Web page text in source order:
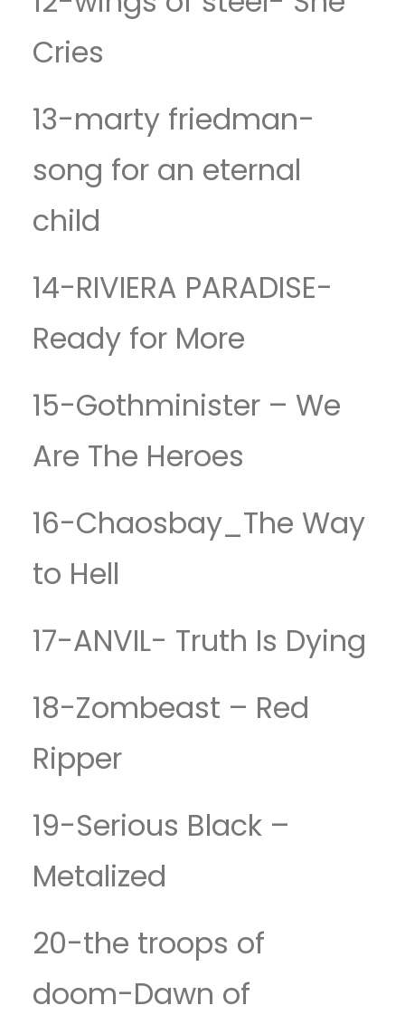
Cries
13-marty friedman-
song for an eternal
child
14-RIVIERA PARADISE-
Ready for More
15-Gothminister – We
Are The Heroes
16-Chaosbay_The Way
to Hell
17-ANVIL- Truth Is Dying
18-Zombeast – Red
Ripper
19-Serious Black –
Metalized
20-the troops of
doom-Dawn of